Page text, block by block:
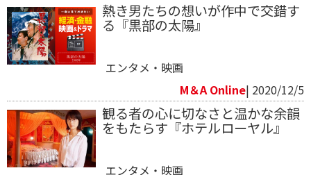
熱き男たちの想いが作中で交錯す
る『黒部の太陽』
エンタメ・映画
M＆A Online| 2020/12/5
観る者の心に切なさと温かな余韻
をもたらす『ホテルローヤル』
エンタメ・映画